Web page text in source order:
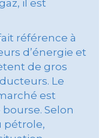
il est
référence à
d’énergie et
de gros
Le
est
Selon
pétrole,